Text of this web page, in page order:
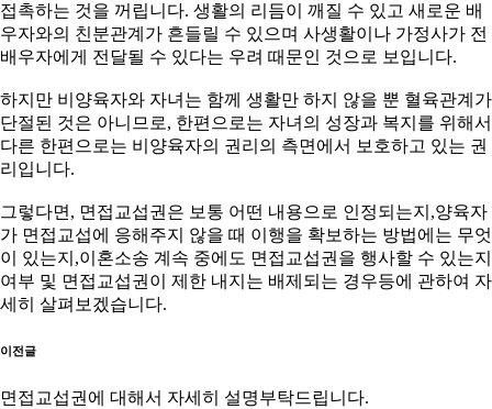
접촉하는 것을 꺼립니다. 생활의 리듬이 깨질 수 있고 새로운 배
우자와의 친분관계가 흔들릴 수 있으며 사생활이나 가정사가 전
배우자에게 전달될 수 있다는 우려 때문인 것으로 보입니다.
하지만 비양육자와 자녀는 함께 생활만 하지 않을 뿐 혈육관계가
단절된 것은 아니므로, 한편으로는 자녀의 성장과 복지를 위해서
다른 한편으로는 비양육자의 권리의 측면에서 보호하고 있는 권
리입니다.
그렇다면, 면접교섭권은 보통 어떤 내용으로 인정되는지,양육자
가 면접교섭에 응해주지 않을 때 이행을 확보하는 방법에는 무엇
이 있는지,이혼소송 계속 중에도 면접교섭권을 행사할 수 있는지
여부 및 면접교섭권이 제한 내지는 배제되는 경우등에 관하여 자
세히 살펴보겠습니다.
이전글
면접교섭권에 대해서 자세히 설명부탁드립니다.